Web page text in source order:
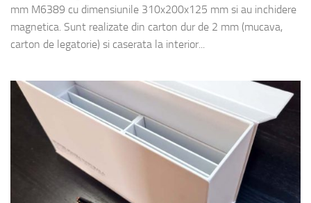
mm M6389 cu dimensiunile 310x200x125 mm si au inchidere
magnetica. Sunt realizate din carton dur de 2 mm (mucava,
carton de legatorie) si caserata la interior...